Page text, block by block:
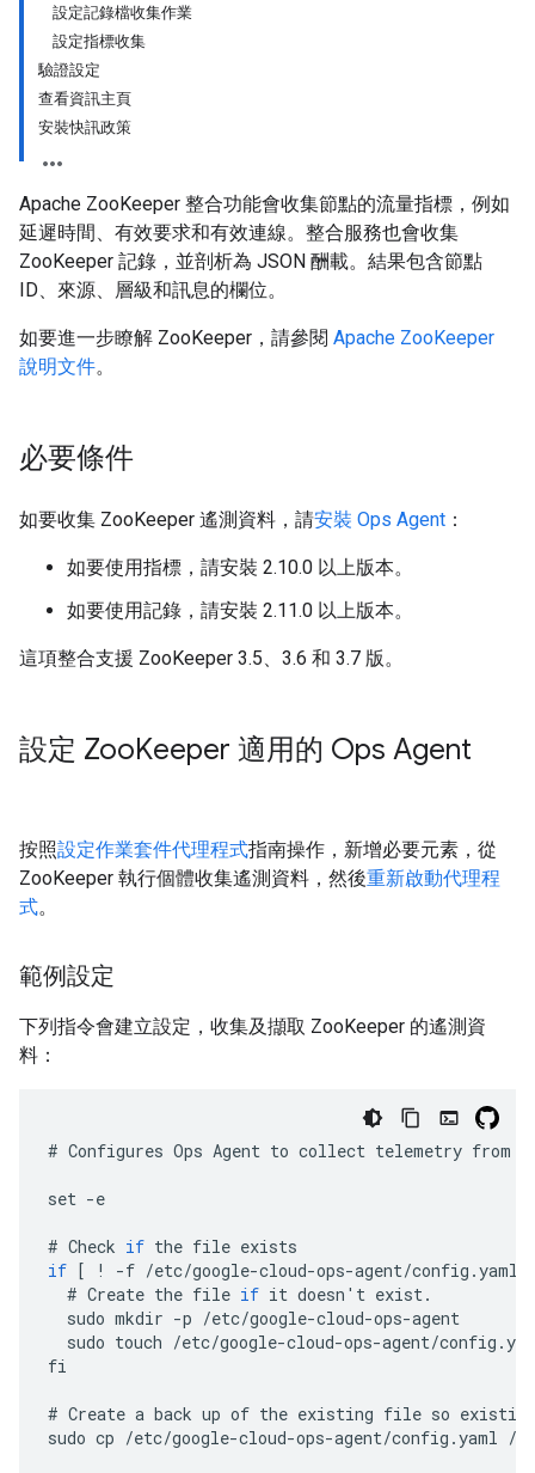
設定記錄檔收集作業
設定指標收集
驗證設定
查看資訊主頁
安裝快訊政策
Apache ZooKeeper 整合功能會收集節點的流量指標，例如
延遲時間、有效要求和有效連線。整合服務也會收集
ZooKeeper 記錄，並剖析為 JSON 酬載。結果包含節點
ID、來源、層級和訊息的欄位。
如要進一步瞭解 ZooKeeper，請參閱 Apache ZooKeeper
說明文件。
必要條件
如要收集 ZooKeeper 遙測資料，請安裝 Ops Agent ：
如要使用指標，請安裝 2.10.0 以上版本。
如要使用記錄，請安裝 2.11.0 以上版本。
這項整合支援 ZooKeeper 3.5、3.6 和 3.7 版。
設定 ZooKeeper 適用的 Ops Agent
按照設定作業套件代理程式指南操作，新增必要元素，從
ZooKeeper 執行個體收集遙測資料，然後重新啟動代理程
式。
範例設定
下列指令會建立設定，收集及擷取 ZooKeeper 的遙測資
料：
# Configures Ops Agent to collect telemetry from
set -e
# Check if the file exists
if [ ! -f /etc/google-cloud-ops-agent/config .yaml
# Create the file if it doesn ' t exist.
sudo mkdir -p /etc/google-cloud-ops-agent
sudo touch /etc/google-cloud-ops-agent/config .
fi
# Create a back up of the existing file so existing
sudo cp /etc/google-cloud-ops-agent/config .yaml /